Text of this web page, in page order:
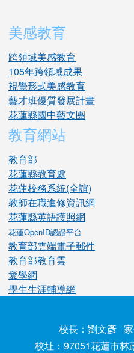
美感教育
跨領域美感教育
105年跨領域成果
視覺形式美感教育
藝才班優質發展計畫
花蓮縣國中藝文團
教育網站
教育部
花蓮縣教育處
花蓮校務系統(全誼)
教師在職進修資訊網
花蓮縣英語護照網
花蓮OpenID認證平台
教育部雲端電子郵件
教育部教育雲
愛學網
學生生涯輔導網
校長：劉文彥
校址：97051花蓮市林